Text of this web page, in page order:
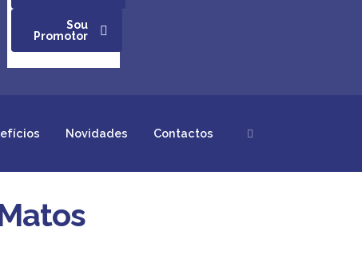
Sou
Promotor
Novidades Contactos